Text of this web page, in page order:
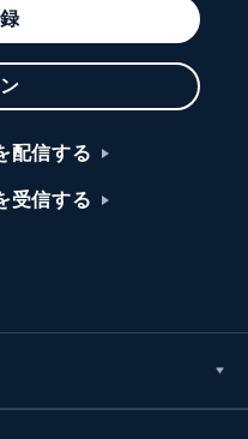
配信する
受信する